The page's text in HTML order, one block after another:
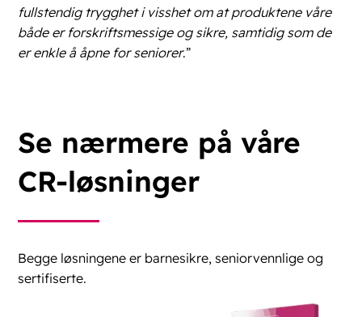
fullstendig trygghet i visshet om at produktene våre
både er forskriftsmessige og sikre, samtidig som de
er enkle å åpne for seniorer.”
Se nærmere på våre
CR-løsninger
Begge løsningene er barnesikre, seniorvennlige og
sertifiserte.